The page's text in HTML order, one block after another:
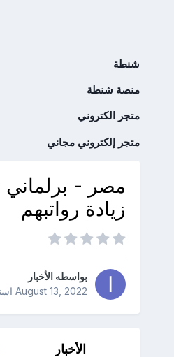
شنطة
منصة شنطة
متجر الكتروني
متجر إلكتروني مجاني
مصر - برلماني
زيادة رواتبهم
بواسطه الأخبار
August 13, 2022
الأخبار